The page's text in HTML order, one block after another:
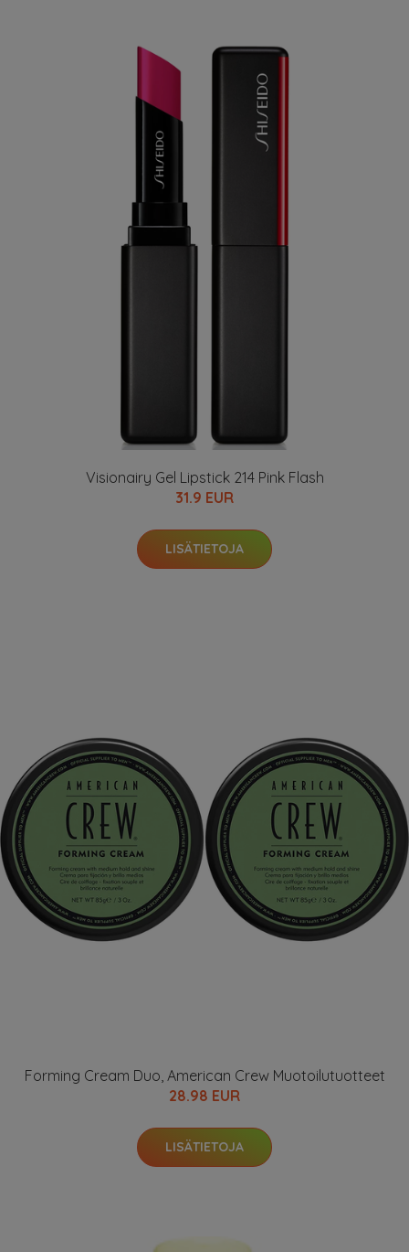
Visionairy Gel Lipstick 214 Pink Flash
31.9 EUR
LISÄTIETOJA
Forming Cream Duo, American Crew Muotoilutuotteet
28.98 EUR
LISÄTIETOJA